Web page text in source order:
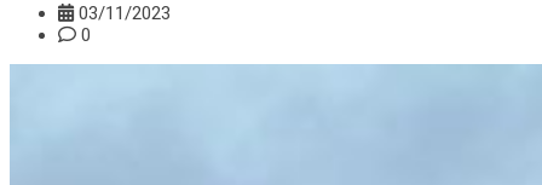
03/11/2023
0